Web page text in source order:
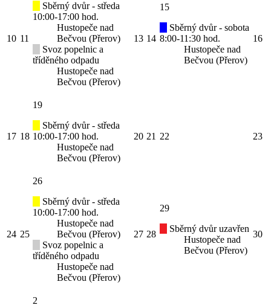
10 11
Sběrný dvůr - středa
10:00-17:00 hod.
Hustopeče nad
Bečvou (Přerov)
Svoz popelnic a
tříděného odpadu
Hustopeče nad
Bečvou (Přerov)
13 14
15
Sběrný dvůr - sobota
8:00-11:30 hod.
Hustopeče nad
Bečvou (Přerov)
16
17 18
19
Sběrný dvůr - středa
10:00-17:00 hod.
Hustopeče nad
Bečvou (Přerov)
20 21 22 23
24 25
26
Sběrný dvůr - středa
10:00-17:00 hod.
Hustopeče nad
Bečvou (Přerov)
Svoz popelnic a
tříděného odpadu
Hustopeče nad
Bečvou (Přerov)
27 28
29
Sběrný dvůr uzavřen
Hustopeče nad
Bečvou (Přerov)
30
2